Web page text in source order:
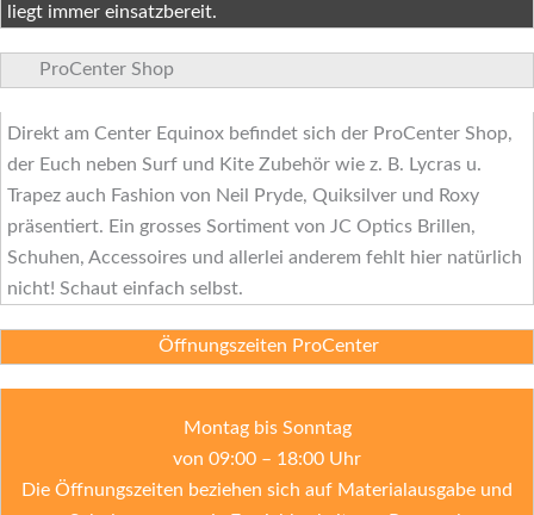
liegt immer einsatzbereit.
ProCenter Shop
Direkt am Center Equinox befindet sich der ProCenter Shop,
der Euch neben Surf und Kite Zubehör wie z. B. Lycras u.
Trapez auch Fashion von Neil Pryde, Quiksilver und Roxy
präsentiert. Ein grosses Sortiment von JC Optics Brillen,
Schuhen, Accessoires und allerlei anderem fehlt hier natürlich
nicht! Schaut einfach selbst.
Öffnungszeiten ProCenter
Montag bis Sonntag
von 09:00 – 18:00 Uhr
Die Öffnungszeiten beziehen sich auf Materialausgabe und